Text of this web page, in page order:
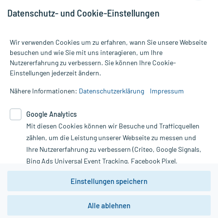
Alle Preise gelten inkl. MwSt., ggf. zzgl. Versandkosten
Informationen auf dieser Website werden ausschließlich für
die Untersuchung und Behandlung durch einen Arzt. Bitte
Therapien eingeleitet werden können. | Diese Webseite benutzt
Google Analytics. Lesen Sie bitte dazu die wichtigen Hinweise in
unserer Datenschutzerklärung. Für den Widerruf einer Bestellung
nutzen Sie das Formular:
Vertrag widerrufen
*Hinweise zu unseren Aktionen und Bewertungen
Datenschutz- und Cookie-Einstellungen
Wir verwenden Cookies um zu erfahren, wann Sie unsere Webseite
besuchen und wie Sie mit uns interagieren, um Ihre
Nutzererfahrung zu verbessern. Sie können Ihre Cookie-
Einstellungen jederzeit ändern.
Nähere Informationen: Datenschutzerklärung Impressum
Google Analytics
Mit diesen Cookies können wir Besuche und Trafficquellen
zählen, um die Leistung unserer Webseite zu messen und
Ihre Nutzererfahrung zu verbessern (Criteo, Google Signals,
Bing Ads Universal Event Tracking, Facebook Pixel,
Youtube-Social Plugin).
Wir weisen darauf hin, dass die
zwingend den Europäischen Anforderungen gem. EU-
DSGVO genügen und ein Datentransfer in Drittstaaten bzw.
Einstellungen speichern
Alle ablehnen